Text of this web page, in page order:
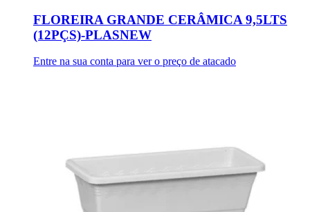
FLOREIRA GRANDE CERÂMICA 9,5LTS
(12PÇS)-PLASNEW
Entre na sua conta para ver o preço de atacado